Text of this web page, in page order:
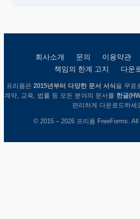
회사소개 문의 이용약관
책임의 한계 고지
다운
프리폼은 2015년부터 다양한 문서 서식 을 무료
계약, 교육, 법률 등 모든 분야의 문서를 한글
편리하게 다운로드하세
© 2015 – 2026 프리폼 FreeForms.